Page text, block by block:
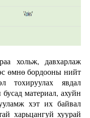
хольж, давхарлаж
өмнө бордооны нийт
тохируулах явдал
материал, ахуйн
хэт их байвал
харьцангуй хуурай